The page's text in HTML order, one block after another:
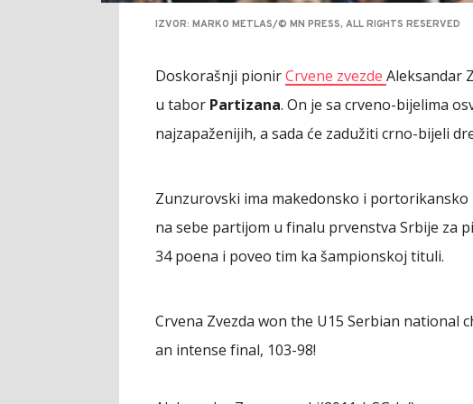
IZVOR: MARKO METLAS/© MN PRESS, ALL RIGHTS RESERVED
Doskorašnji pionirCrvene zvezde Aleksandar
u tabor Partizana. On je sa crveno-bijelima
najzapaženijih, a sada će zadužiti crno-bijeli
Zunzurovski ima makedonsko i
na sebe partijom u finalu prvenstva Srbije za
34 poena i poveo tim ka šampionskoj tituli.
Crvena Zvezda won the U15 Serbian national
an intense final, 103-98!